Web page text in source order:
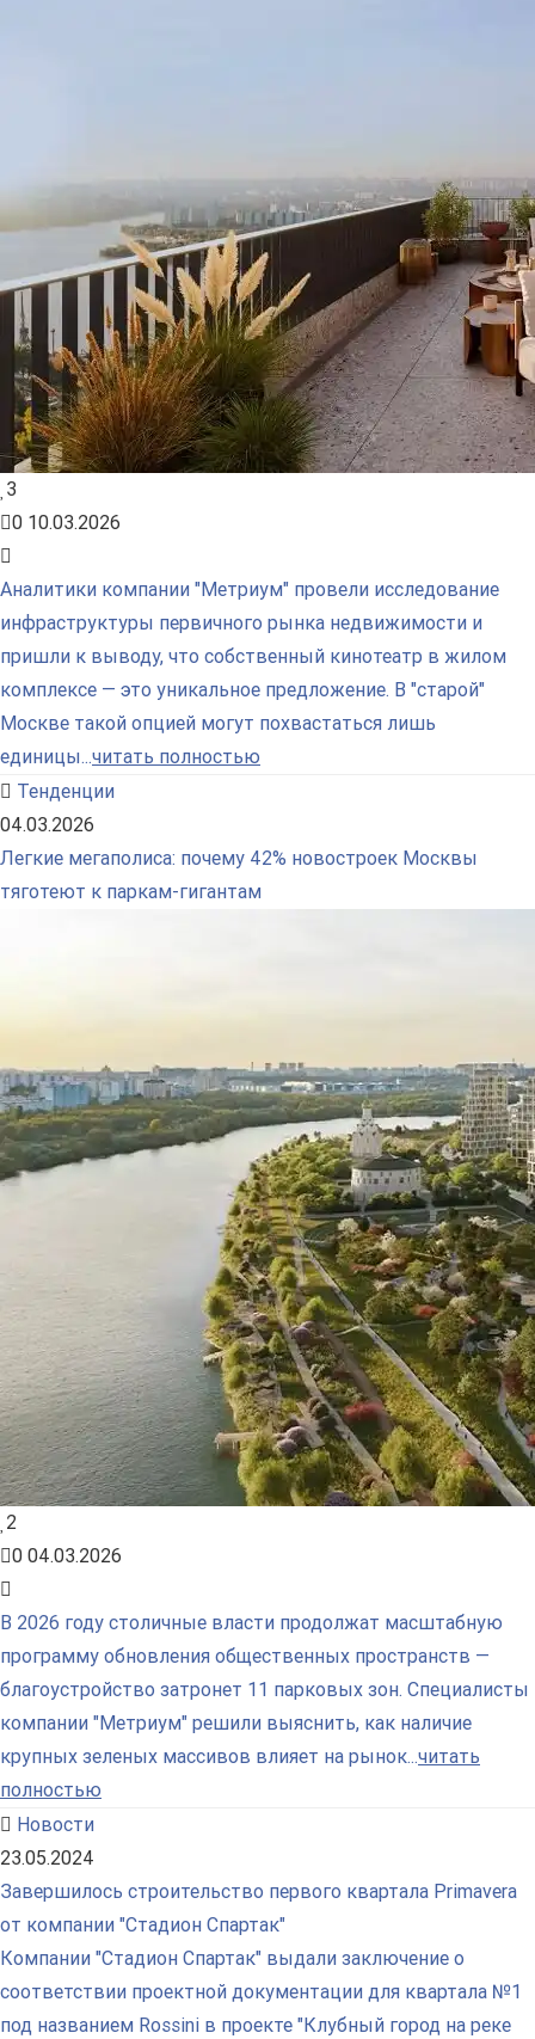
3
0 10.03.2026
Аналитики компании "Метриум" провели исследование
инфраструктуры первичного рынка недвижимости и
пришли к выводу, что собственный кинотеатр в жилом
комплексе — это уникальное предложение. В "старой"
Москве такой опцией могут похвастаться лишь
единицы...читать полностью
Тенденции
04.03.2026
Легкие мегаполиса: почему 42% новостроек Москвы
тяготеют к паркам-гигантам
2
0 04.03.2026
В 2026 году столичные власти продолжат масштабную
программу обновления общественных пространств —
благоустройство затронет 11 парковых зон. Специалисты
компании "Метриум" решили выяснить, как наличие
крупных зеленых массивов влияет на рынок...читать
полностью
Новости
23.05.2024
Завершилось строительство первого квартала Primavera
от компании "Стадион Спартак"
Компании "Стадион Спартак" выдали заключение о
соответствии проектной документации для квартала №1
под названием Rossini в проекте "Клубный город на реке